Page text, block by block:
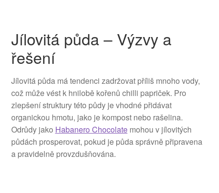
Jílovitá půda – Výzvy a
řešení
Jílovitá půda má tendenci zadržovat příliš mnoho vody,
což může vést k hnilobě kořenů chilli papriček. Pro
zlepšení struktury této půdy je vhodné přidávat
organickou hmotu, jako je kompost nebo rašelina.
Odrůdy jako Habanero Chocolatemohou v jílovitých
půdách prosperovat, pokud je půda správně připravena
a pravidelně provzdušňována.